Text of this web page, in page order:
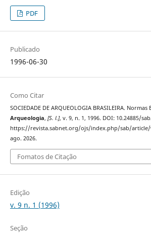
PDF
Publicado
1996-06-30
Como Citar
SOCIEDADE DE ARQUEOLOGIA BRASILEIRA. Normas
Arqueologia, [S. l.], v. 9, n. 1, 1996. DOI: 10.24885/
https://revista.sabnet.org/ojs/index.php/sab/article/
ago. 2026.
Fomatos de Citação
Edição
v. 9 n. 1 (1996)
Seção